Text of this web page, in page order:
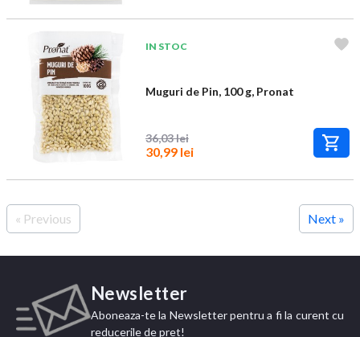
IN STOC
Muguri de Pin, 100 g, Pronat
36,03 lei
30,99 lei
« Previous Next »
Newsletter
Aboneaza-te la Newsletter pentru a fi la curent cu
reducerile de pret!